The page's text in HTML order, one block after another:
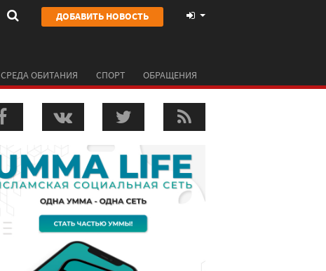
ДОБАВИТЬ НОВОСТЬ
СРЕДА ОБИТАНИЯ СПОРТ ОБРАЩЕНИЯ